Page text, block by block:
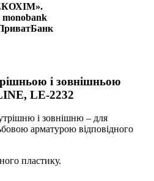
і зовнішньою
LE-2232
і зовнішню – для
арматурою відповідного
пластику.